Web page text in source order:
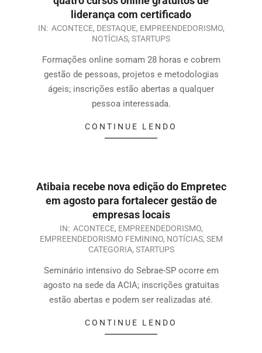
liderança com certificado
IN: ACONTECE, DESTAQUE, EMPREENDEDORISMO,
NOTÍCIAS, STARTUPS
Formações online somam 28 horas e cobrem
gestão de pessoas, projetos e metodologias
ágeis; inscrições estão abertas a qualquer
pessoa interessada.
CONTINUE LENDO
Atibaia recebe nova edição do Empretec
em agosto para fortalecer gestão de
empresas locais
IN: ACONTECE, EMPREENDEDORISMO,
EMPREENDEDORISMO FEMININO, NOTÍCIAS, SEM
CATEGORIA, STARTUPS
Seminário intensivo do Sebrae-SP ocorre em
agosto na sede da ACIA; inscrições gratuitas
estão abertas e podem ser realizadas até.
CONTINUE LENDO